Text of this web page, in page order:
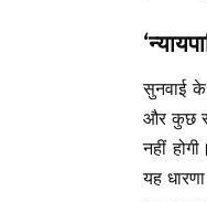
सुनवाई
और कुछ
नहीं
यह